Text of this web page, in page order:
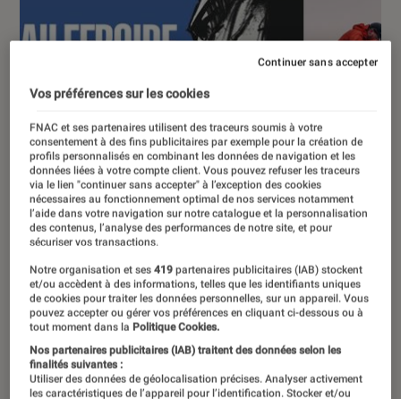
ACTU
Vos préférences sur les cookies
FNAC et ses partenaires utilisent des traceurs soumis à votre
consentement à des fins publicitaires par exemple pour la création de
profils personnalisés en combinant les données de navigation et les
données liées à votre compte client. Vous pouvez refuser les traceurs
via le lien "continuer sans accepter" à l’exception des cookies
nécessaires au fonctionnement optimal de nos services notamment
l’aide dans votre navigation sur notre catalogue et la personnalisation
des contenus, l’analyse des performances de notre site, et pour
sécuriser vos transactions.
Notre organisation et ses419 partenaires publicitaires (IAB) stockent
et/ou accèdent à des informations, telles que les identifiants uniques
de cookies pour traiter les données personnelles, sur un appareil. Vous
pouvez accepter ou gérer vos préférences en cliquant ci-dessous ou à
tout moment dans la Politique Cookies.
Nos partenaires publicitaires (IAB) traitent des données selon les
finalités suivantes :
Utiliser des données de géolocalisation précises. Analyser activement
les caractéristiques de l’appareil pour l’identification. Stocker et/ou
Continuer sans accepter